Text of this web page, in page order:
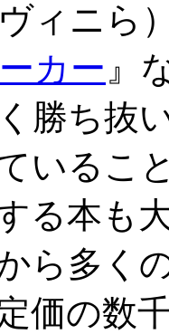
ィニら
カー 』
勝ち抜
いるこ
る本も
ら多く
価の数